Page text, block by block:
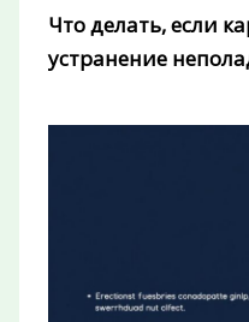
Что делать, если
устранение